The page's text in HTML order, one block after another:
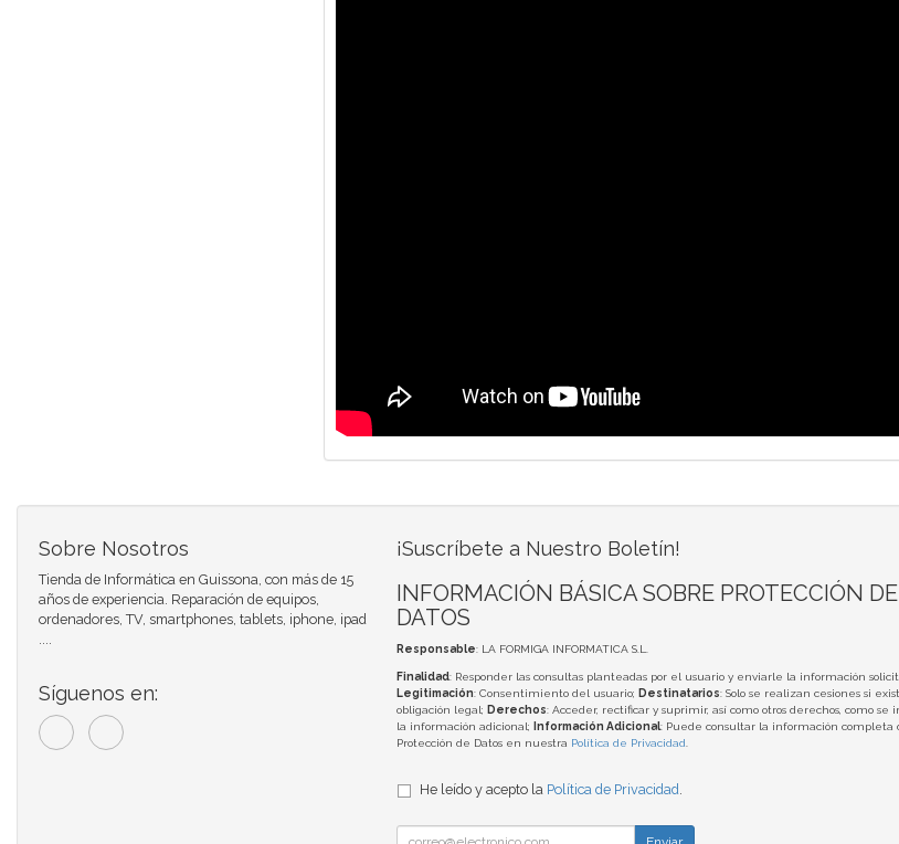
Sobre Nosotros
Tienda de Informática en Guissona, con más de 15
años de experiencia. Reparación de equipos,
ordenadores, TV, smartphones, tablets, iphone, ipad
Síguenos en:
¡Suscríbete a Nuestro Boletín!
INFORMACIÓN BÁSICA SOBRE PROTECCIÓN DE
DATOS
Responsable: LA FORMIGA INFORMATICA S.L.
Finalidad: Responder las consultas planteadas por el usuario y enviarle la información
Legitimación: Consentimiento del usuario; Destinatarios: Solo se realizan cesiones si
obligación legal; Derechos: Acceder, rectificar y suprimir, así como otros derechos, como se
la información adicional;
Información Adicional: Puede consultar la información completa
Protección de Datos en nuestra Política de Privacidad
He leído y acepto la Política de Privacidad